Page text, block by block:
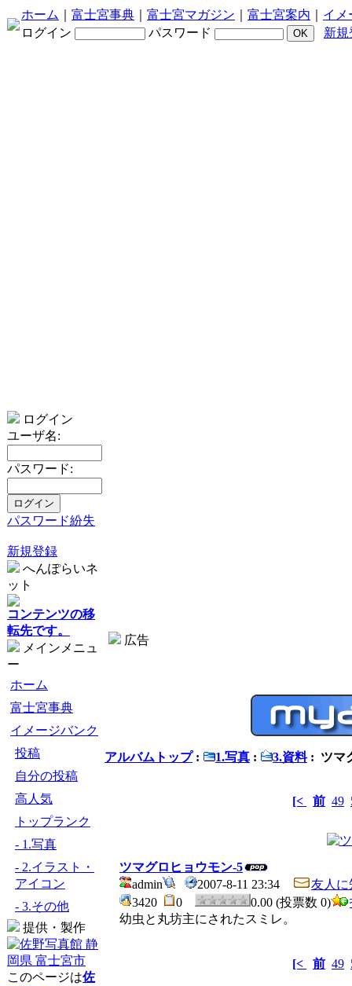
ホーム 富士宮事典 富士宮マガジン 富士宮案内
イメ
ログイン
パスワード 新規
ログイン
ユーザ名:
パスワード:
パスワード紛失
新規登録
へんぽらいネ
ット
コンテンツの移
転先です。
メインメニュ
ー
ホーム
富士宮事典
イメージバンク
投稿
自分の投稿
高人気
トップランク
- 1.写真
- 2.イラスト・
アイコン
- 3.その他
提供・製作
このページは佐
広告
アルバムトップ: 1.写真 : 3.資料: ツマ
[< 前 49
ツマグロヒョウモン-5
admin
2007-8-11 23:34
友人に
3420
0 0.00 (投票数 0)
幼虫と丸坊主にされたスミレ。
[< 前 49